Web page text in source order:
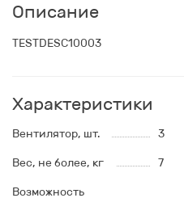
Описание
TESTDESC10003
Характеристики
Вентилятор, шт. 3
Вес, не более, кг 7
Возможность